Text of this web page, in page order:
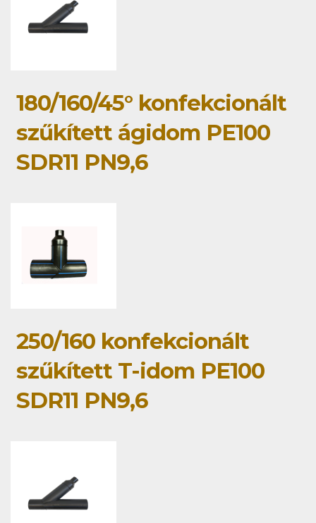
180/160/45° konfekcionált
szűkített ágidom PE100
SDR11 PN9,6
250/160 konfekcionált
szűkített T-idom PE100
SDR11 PN9,6